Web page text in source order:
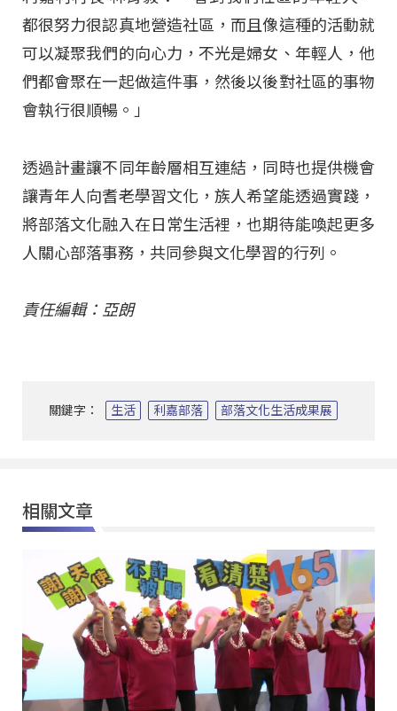
都很努力很認真地營造社區，而且像這種的活動就
可以凝聚我們的向心力，不光是婦女、年輕人，他
們都會聚在一起做這件事，然後以後對社區的事物
會執行很順暢。」
透過計畫讓不同年齡層相互連結，同時也提供機會
讓青年人向耆老學習文化，族人希望能透過實踐，
將部落文化融入在日常生活裡，也期待能喚起更多
人關心部落事務，共同參與文化學習的行列。
責任編輯：亞朗
關鍵字： 生活 利嘉部落 部落文化生活成果展
相關文章